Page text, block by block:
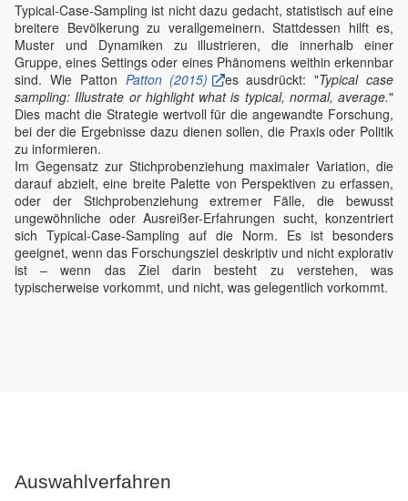
Typical-Case-Sampling ist nicht dazu gedacht, statistisch auf eine
breitere Bevölkerung zu verallgemeinern. Stattdessen hilft es,
Muster und Dynamiken zu illustrieren, die innerhalb einer
Gruppe, eines Settings oder eines Phänomens weithin erkennbar
sind. Wie Patton Patton (2015) es ausdrückt: "Typical case
sampling: Illustrate or highlight what is typical, normal, average."
Dies macht die Strategie wertvoll für die angewandte Forschung,
bei der die Ergebnisse dazu dienen sollen, die Praxis oder Politik
zu informieren.
Im Gegensatz zur Stichprobenziehung maximaler Variation, die
darauf abzielt, eine breite Palette von Perspektiven zu erfassen,
oder der Stichprobenziehung extremer Fälle, die bewusst
ungewöhnliche oder Ausreißer-Erfahrungen sucht, konzentriert
sich Typical-Case-Sampling auf die Norm. Es ist besonders
geeignet, wenn das Forschungsziel deskriptiv und nicht explorativ
ist – wenn das Ziel darin besteht zu verstehen, was
typischerweise vorkommt, und nicht, was gelegentlich vorkommt.
Auswahlverfahren